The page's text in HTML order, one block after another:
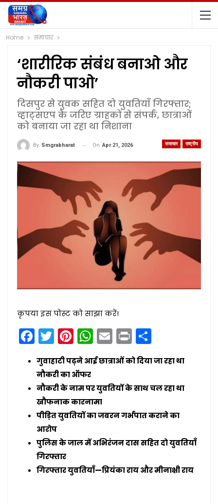
Home समाचार
‘शारीरिक संबंध बनाओ और
नौकरी पाओ’
दिसपुर से युवक सहित दो युवतियाँ गिरफ्तार;
व्हाट्सएप के जरिए ग्राहकों से संपर्क, छात्राओं
को बनाया जा रहा था निशाना
समाचार राष्ट्रीय
By Smgrabharat On Apr 21, 2026
कृपया इस पोस्ट को साझा करें!
Facebook
Twitter
Pinterest
WhatsApp
Email
Print
गुवाहाटी पढ़ने आई छात्राओं को दिया जा रहा था
नौकरी का ऑफर
नौकरी के नाम पर युवतियों के साथ चल रहा था
खौफनाक कारनामा
पीड़ित युवतियों का जबरन गर्भपात कराने का
आरोप
पुलिस के जाल में अभिरंजन दास सहित दो युवतियाँ
गिरफ्तार
गिरफ्तार युवतियाँ—प्रियंका राय और मीनाक्षी राय